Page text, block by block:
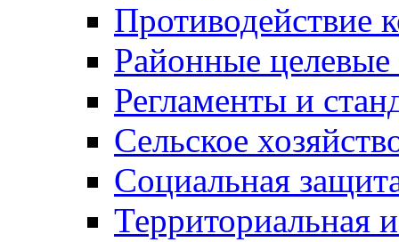
Противодействие
Районные
Регламенты и
Сельское
Социальная
Территориальная